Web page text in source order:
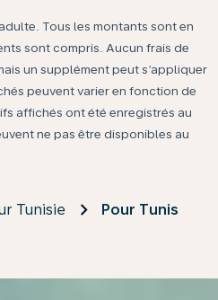
Tous les montants sont en
sont compris. Aucun frais de
un supplément peut s’appliquer
peuvent varier en fonction de
affichés ont été enregistrés au
ne pas être disponibles au
Tunisie Pour Tunis